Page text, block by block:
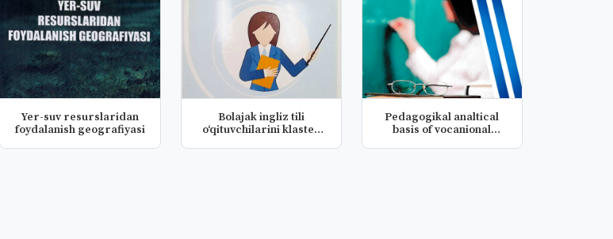
Yer-suv resurslaridan
foydalanish geografiyasi
Bolajak ingliz tili
o‘qituvchilarini klaster
Pedagogikal analtical
basis of vocanional